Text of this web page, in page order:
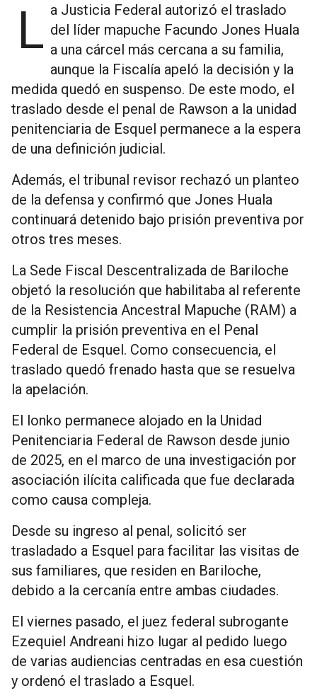
La Justicia Federal autorizó el traslado del líder mapuche Facundo Jones Huala
a una cárcel más cercana a su familia,
aunque la Fiscalía apeló la decisión y la
medida quedó en suspenso. De este modo, el
traslado desde el penal de Rawson a la unidad
penitenciaria de Esquel permanece a la espera
de una definición judicial.
Además, el tribunal revisor rechazó un planteo
de la defensa y confirmó que Jones Huala
continuará detenido bajo prisión preventiva por
otros tres meses.
La Sede Fiscal Descentralizada de Bariloche
objetó la resolución que habilitaba al referente
de la Resistencia Ancestral Mapuche (RAM) a
cumplir la prisión preventiva en el Penal
Federal de Esquel. Como consecuencia, el
traslado quedó frenado hasta que se resuelva
la apelación.
El lonko permanece alojado en la Unidad
Penitenciaria Federal de Rawson desde junio
de 2025, en el marco de una investigación por
asociación ilícita calificada que fue declarada
como causa compleja.
Desde su ingreso al penal, solicitó ser
trasladado a Esquel para facilitar las visitas de
sus familiares, que residen en Bariloche,
debido a la cercanía entre ambas ciudades.
El viernes pasado, el juez federal subrogante
Ezequiel Andreani hizo lugar al pedido luego
de varias audiencias centradas en esa cuestión
y ordenó el traslado a Esquel.